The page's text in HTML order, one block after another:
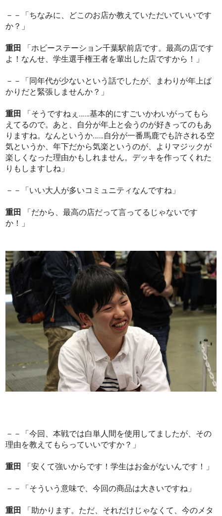
－－「ちなみに、どこのお店か教えていただいていいです
か？」
重田
「ホビーステーション千葉駅前店です。最高の店です
よ！なんせ、学生選手権王者を輩出した店ですから！」
－－「同年代が少ないという話でしたが、まわりが年上ば
かりだと緊張しませんか？」
重田
「そうですねぇ……基本的にすごいかわいがってもら
えてるので。あと、自分が年上と会うのが好きってのもあ
りますね。なんというか……自分が一番馬鹿でも許される空
気というか、年下だから気楽というのが、よりマジックが
楽しくなった理由かもしれません。デッキを作ってくれた
りもしますしね」
－－「いい大人が多いコミュニティなんですね」
重田
「だから、最高の店だって言ってるじゃないです
か！」
－－「今回、本戦では白単人間を使用してましたが、その
理由を教えてもらっていいですか？」
重田 「安くて強いからです！学生はお金がないんです！」
－－「そういう意味で、今回の商品は大きいですね」
重田
「助かります。ただ、それだけじゃなくて、今のメタ